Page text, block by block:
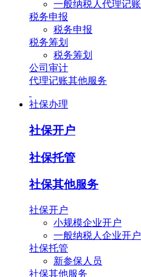
一般纳税人代理记账
税务申报
税务申报
税务筹划
税务筹划
公司审计
代理记账其他服务
社保办理
社保开户
社保托管
社保其他服务
社保开户
小规模企业开户
一般纳税人企业开户
社保托管
新参保人员
社保其他服务